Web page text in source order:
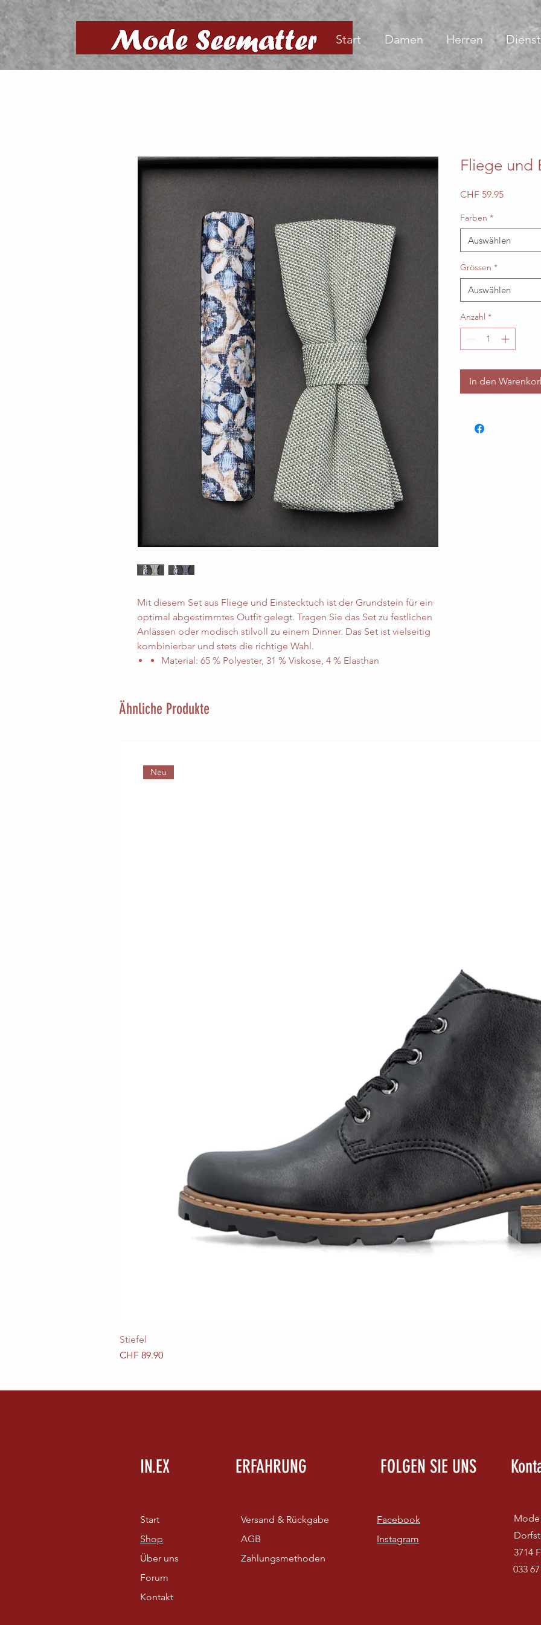
Start Damen Herren
Mit diesem Set aus Fliege und Einstecktuch ist der Grundstein für ein
optimal abgestimmtes Outfit gelegt. Tragen Sie das Set zu festlichen
Anlässen oder modisch stilvoll zu einem Dinner. Das Set ist vielseitig
kombinierbar und stets die richtige Wahl.
Material: 65 % Polyester, 31 % Viskose, 4 % Elasthan
Fliege und
CHF 59.95Preis
Farben *
Auswählen
Grössen *
Auswählen
Anzahl *
In den
Ähnliche Produkte
Neu
Stiefel
Preis
CHF 89.90
IN.EX ERFAHRUNG FOLGEN SIE UNS
Start
Shop
Über uns
Forum
Kontakt
Versand & Rückgabe
AGB
Zahlungsmethoden
Facebook
Instagram
3714
033